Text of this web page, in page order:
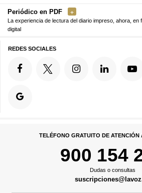
Periódico en PDF
La experiencia de lectura del diario impreso, ahora, en
digital
REDES SOCIALES
TELÉFONO GRATUITO DE ATENCIÓN
900 154
Dudas o consultas